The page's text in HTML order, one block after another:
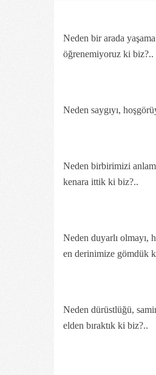
Neden bir arada
öğrenemiyoruz ki biz?..
Neden saygıyı,
Neden birbirimizi
kenara ittik ki biz?..
Neden duyarlı olmayı,
en derinimize gömdük
Neden dürüstlüğü,
elden bıraktık ki biz?..